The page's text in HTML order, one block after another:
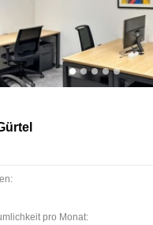
13,The Icon
pro Monat: